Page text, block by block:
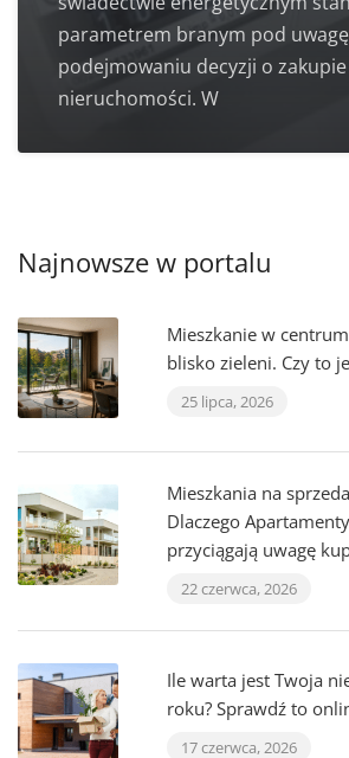
parametrem branym pod
podejmowaniu decyzji o zakupie
nieruchomości. W
Najnowsze w portalu
Mieszkanie w
blisko zieleni. Czy to
25 lipca, 2026
Mieszkania na
Dlaczego
przyciągają uwagę
22 czerwca, 2026
Ile warta jest Twoja
roku? Sprawdź to
17 czerwca, 2026